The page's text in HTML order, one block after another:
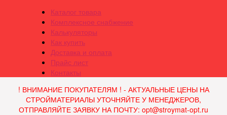
Каталог товара
Комплексное снабжение
Калькуляторы
Как купить
Доставка и оплата
Прайс лист
Контакты
! ВНИМАНИЕ ПОКУПАТЕЛЯМ ! - АКТУАЛЬНЫЕ ЦЕНЫ НА
СТРОЙМАТЕРИАЛЫ УТОЧНЯЙТЕ У МЕНЕДЖЕРОВ,
ОТПРАВЛЯЙТЕ ЗАЯВКУ НА ПОЧТУ: opt@stroymat-opt.ru